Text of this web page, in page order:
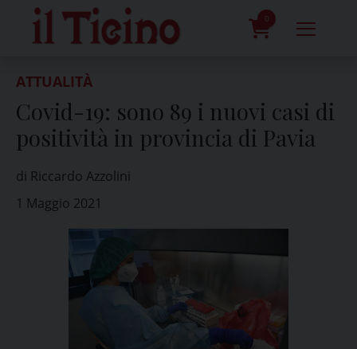
content
0
ATTUALITÀ
Covid-19: sono 89 i nuovi casi di
positività in provincia di Pavia
di Riccardo Azzolini
1 Maggio 2021